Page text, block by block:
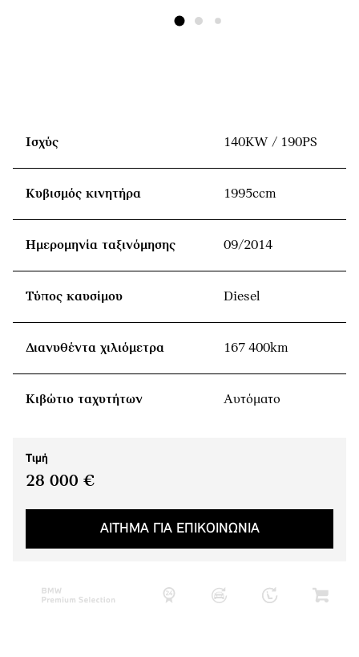
Ισχύς 140KW / 190PS
Κυβισμός κινητήρα 1995ccm
Ημερομηνία ταξινόμησης 09/2014
Τύπος καυσίμου Diesel
Διανυθέντα χιλιόμετρα 167 400km
Κιβώτιο ταχυτήτων Αυτόματο
Τιμή
28 000 €
ΑΙΤΗΜΑ ΓΙΑ ΕΠΙΚΟΙΝΩΝΙΑ